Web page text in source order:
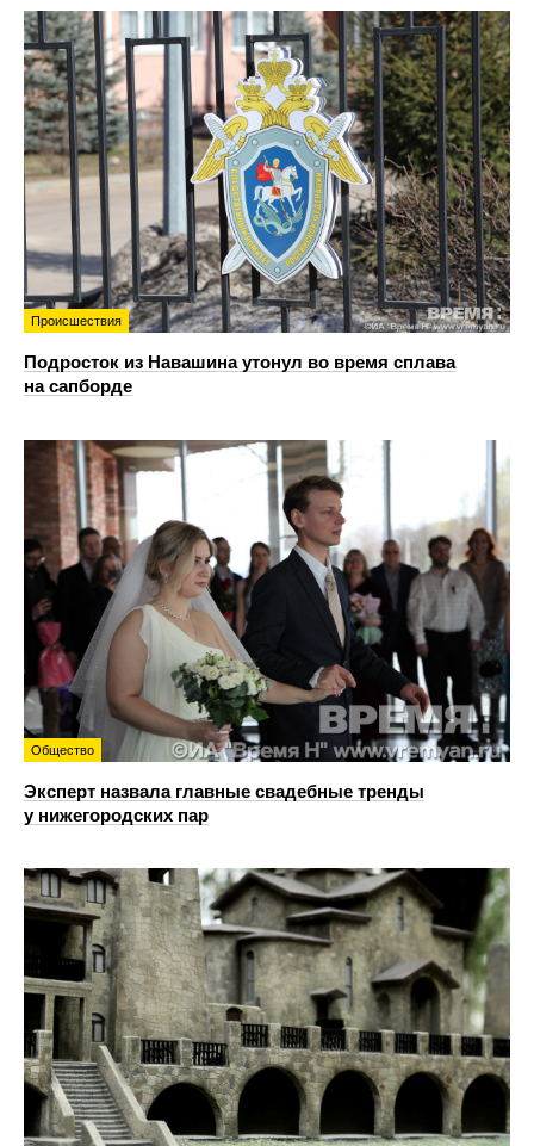
Происшествия
Подросток из Навашина утонул во время сплава
на сапборде
Общество
Эксперт назвала главные свадебные тренды
у нижегородских пар